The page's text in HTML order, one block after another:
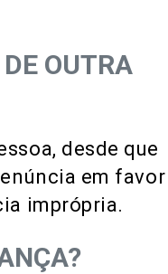
OUTRA
desde que
em favor
imprópria.